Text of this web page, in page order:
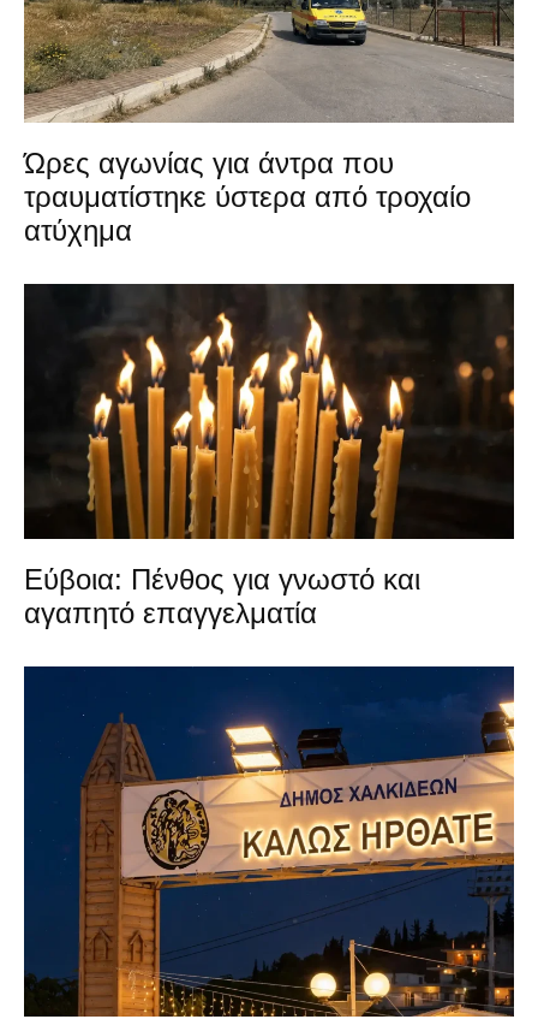
Ώρες αγωνίας για άντρα που
τραυματίστηκε ύστερα από τροχαίο
ατύχημα
Εύβοια: Πένθος για γνωστό και
αγαπητό επαγγελματία